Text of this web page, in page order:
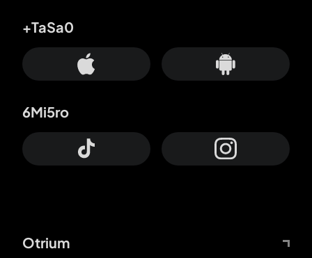
Otrium
+TaSa0
6Mi5ro